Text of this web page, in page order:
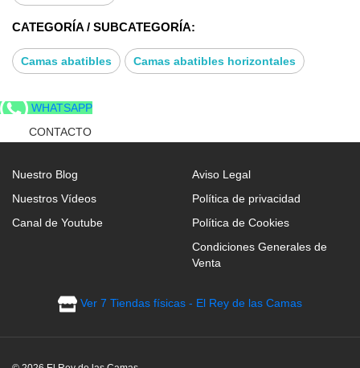
CATEGORÍA / SUBCATEGORÍA:
Camas abatibles Camas abatibles horizontales
WHATSAPP
CONTACTO
Nuestro Blog
Nuestros Vídeos
Canal de Youtube
Aviso Legal
Política de privacidad
Política de Cookies
Condiciones Generales de
Venta
Ver 7 Tiendas físicas - El Rey de las Camas